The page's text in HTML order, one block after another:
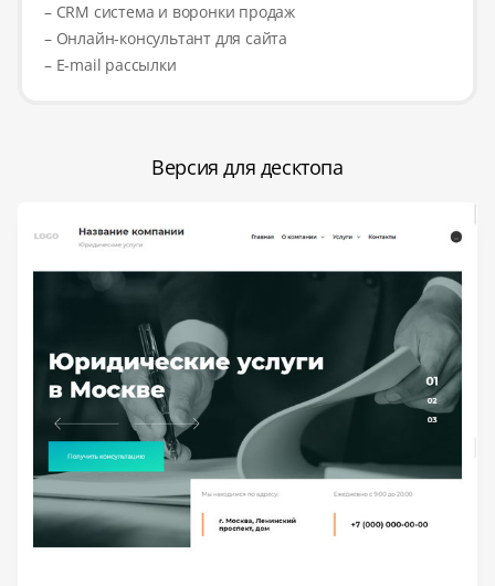
– CRM система и воронки продаж
– Онлайн-консультант для сайта
– E-mail рассылки
Версия для десктопа